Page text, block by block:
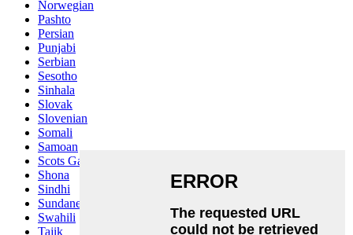
Norwegian
Pashto
Persian
Punjabi
Serbian
Sesotho
Sinhala
Slovak
Slovenian
Somali
Samoan
Scots Gaelic
Shona
Sindhi
Sundanese
Swahili
Tajik